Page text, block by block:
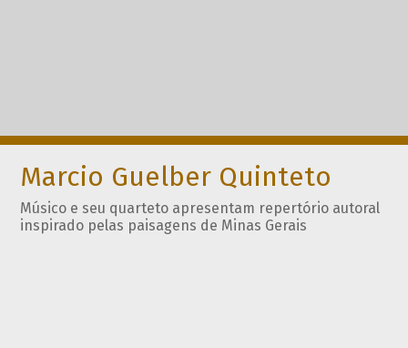
Marcio Guelber Quinteto
Músico e seu quarteto apresentam repertório autoral
inspirado pelas paisagens de Minas Gerais